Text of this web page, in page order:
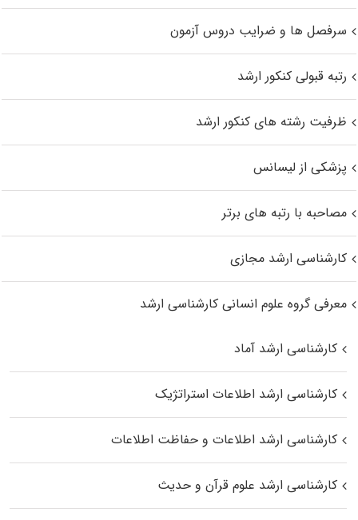
سرفصل ها و ضرایب دروس آزمون
رتبه قبولی کنکور ارشد
ظرفیت رشته های کنکور ارشد
پزشکی از لیسانس
مصاحبه با رتبه های برتر
کارشناسی ارشد مجازی
معرفی گروه علوم انسانی کارشناسی ارشد
کارشناسی ارشد آماد
کارشناسی ارشد اطلاعات استراتژیک
کارشناسی ارشد اطلاعات و حفاظت اطلاعات
کارشناسی ارشد علوم قرآن و حدیث